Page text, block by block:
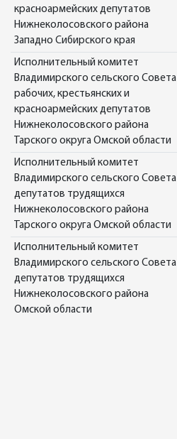
красноармейских депутатов
Нижнеколосовского района
Западно Сибирского края
Исполнительный комитет
Владимирского сельского Совета
рабочих, крестьянских и
красноармейских депутатов
Нижнеколосовского района
Тарского округа Омской области
Исполнительный комитет
Владимирского сельского Совета
депутатов трудящихся
Нижнеколосовского района
Тарского округа Омской области
Исполнительный комитет
Владимирского сельского Совета
депутатов трудящихся
Нижнеколосовского района
Омской области